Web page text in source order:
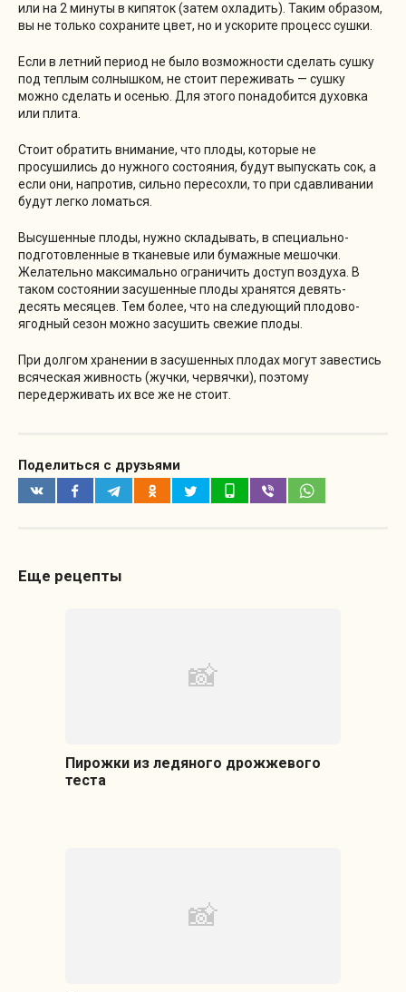
или на 2 минуты в кипяток (затем охладить). Таким образом,
вы не только сохраните цвет, но и ускорите процесс сушки.
Если в летний период не было возможности сделать сушку
под теплым солнышком, не стоит переживать — сушку
можно сделать и осенью. Для этого понадобится духовка
или плита.
Стоит обратить внимание, что плоды, которые не
просушились до нужного состояния, будут выпускать сок, а
если они, напротив, сильно пересохли, то при сдавливании
будут легко ломаться.
Высушенные плоды, нужно складывать, в специально-
подготовленные в тканевые или бумажные мешочки.
Желательно максимально ограничить доступ воздуха. В
таком состоянии засушенные плоды хранятся девять-
десять месяцев. Тем более, что на следующий плодово-
ягодный сезон можно засушить свежие плоды.
При долгом хранении в засушенных плодах могут завестись
всяческая живность (жучки, червячки), поэтому
передерживать их все же не стоит.
Поделиться с друзьями
Еще рецепты
Пирожки из ледяного дрожжевого
теста